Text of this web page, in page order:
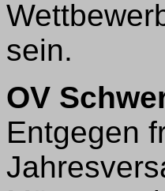
sein.
OV
Entgegen